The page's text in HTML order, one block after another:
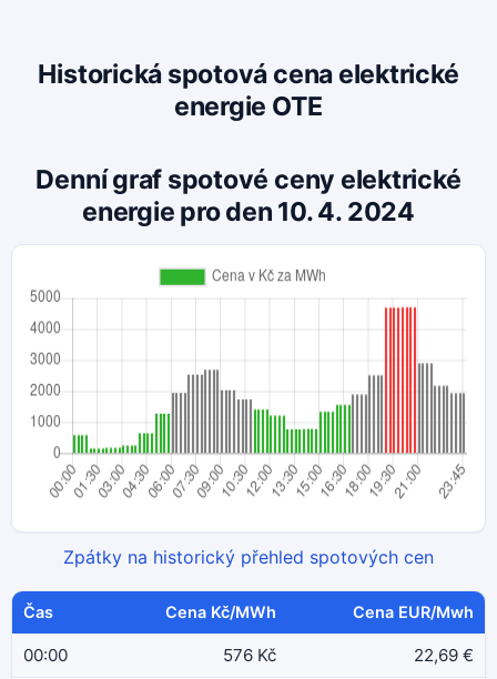
Historická spotová cena elektrické
energie OTE
Denní graf spotové ceny elektrické
energie pro den 10. 4. 2024
Zpátky na historický přehled spotových cen
Čas Cena Kč/MWh Cena EUR/Mwh
00:00 576 Kč 22,69 €